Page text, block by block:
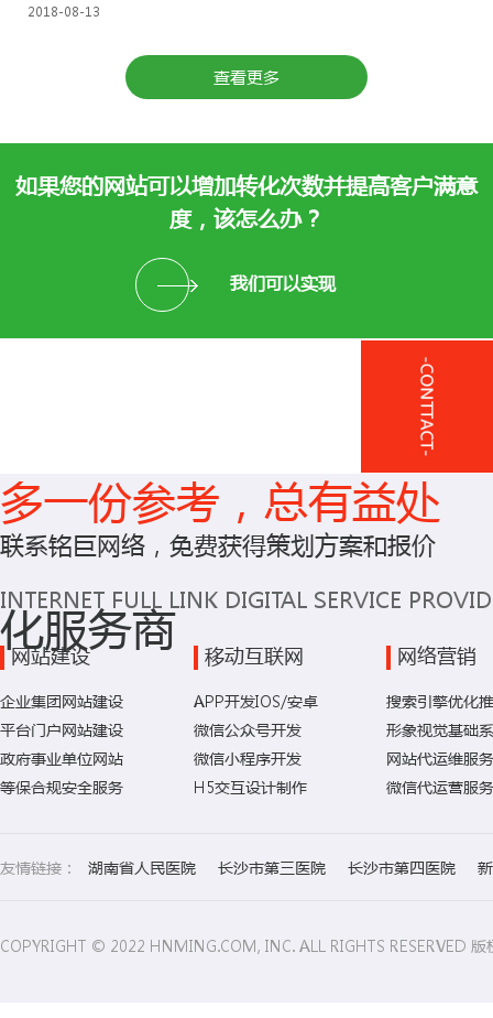
2018-08-13
查看更多
如果您的网站可以增加转化次数并提高客户满意
度，该怎么办？
我们可以实现
多一份参考，总有益处
联系铭巨网络，免费获得策划方案和报价
化服务商
INTERNET FULL LINK DIGITAL SERVICE
网站建设
企业集团网站建设
平台门户网站建设
政府事业单位网站
等保合规安全服务
移动互联网
APP开发IOS/安卓
微信公众号开发
微信小程序开发
H5交互设计制作
网络营销
搜索引擎优化
形象视觉基础
网站代运维服务
微信代运营服务
友情链接： 湖南省人民医院 长沙市第三医院 长沙市第四医院
COPYRIGHT © 2022 HNMING.COM, INC. ALL RIGHTS RESERVED